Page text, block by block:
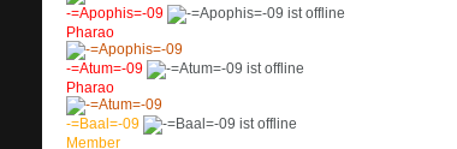
-=Apophis=-09
Pharao
-=Atum=-09
Pharao
-=Baal=-09
Member